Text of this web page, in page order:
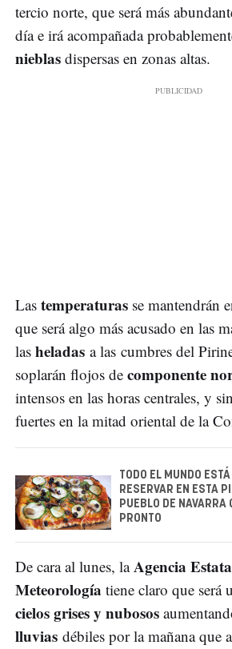
tercio norte, que será más
día e irá acompañada
nieblas dispersas en zonas altas.
Las temperaturas se mantendrán
que será algo más acusado en las
las heladas a las cumbres del
soplarán flojos de componente
intensos en las horas centrales, y
fuertes en la mitad oriental de la
TODO EL MUNDO
RESERVAR EN ESTA
PUEBLO DE NAVARRA
PRONTO
De cara al lunes, laAgencia
Meteorología tiene claro que será
cielos grises y nubosos
lluvias débiles por la mañana que